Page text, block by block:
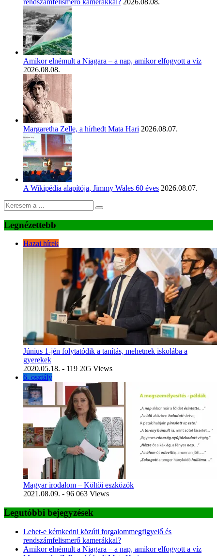
rendszámfelismerő kamerákkal? 2026.08.08.
Amikor elnémult a Niagara – a nap, amikor elfogyott a víz
2026.08.08.
Margaretha Zelle, a hírhedt Mata Hari 2026.08.07.
A Wikipédia alapítója, Jimmy Wales 60 éves 2026.08.07.
Legnézettebb
Hazai hírek
Június 1-jén folytatódik a tanítás, mehetnek iskolába a
gyerekek
2020.05.18. - 119 205 Views
6. osztály
Magyar irodalom – Költői eszközök
2021.08.09. - 96 063 Views
Legutóbbi bejegyzések
Lehet-e kémkedni közúti forgalommegfigyelő és
rendszámfelismerő kamerákkal?
Amikor elnémult a Niagara – a nap, amikor elfogyott a víz